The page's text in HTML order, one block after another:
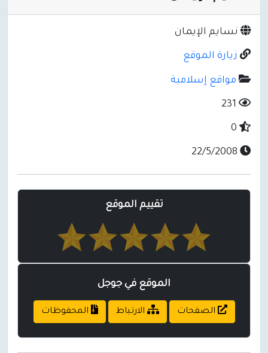
نسايم الإيمان
زيارة الموقع
مواقع إسلامية
تقييم الموقع
الموقع في جوجل
الصفحات الارتباط المحفوظات